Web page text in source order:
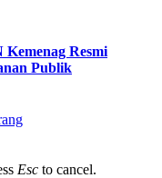
Kemenag Resmi
Publik
Esc to cancel.